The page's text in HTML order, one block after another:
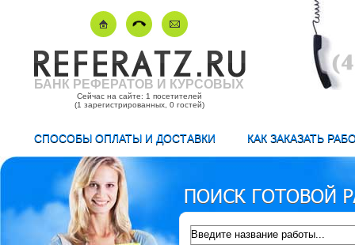
БАНК РЕФЕРАТОВ И КУРСОВЫХ
Сейчас на сайте: 1 посетителей
(1 зарегистрированных, 0 гостей)
СПОСОБЫ ОПЛАТЫ И ДОСТАВКИ КАК ЗАКАЗАТЬ